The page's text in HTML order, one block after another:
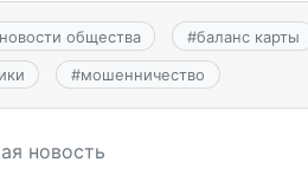
общества #баланс карты
#мошенничество
новость